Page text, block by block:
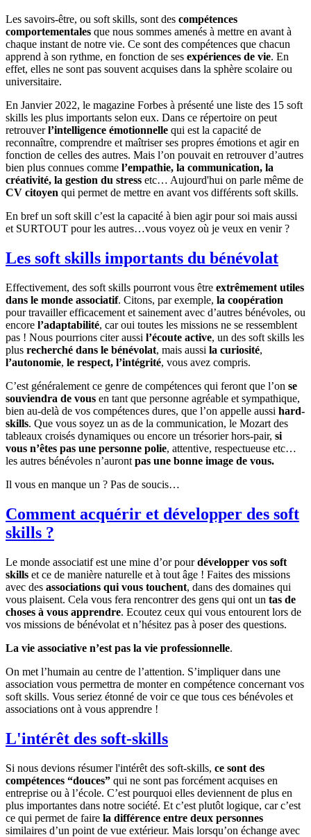
Les savoirs-être, ou soft skills, sont des compétences
comportementales que nous sommes amenés à mettre en avant à
chaque instant de notre vie. Ce sont des compétences que chacun
apprend à son rythme, en fonction de ses expériences de vie. En
effet, elles ne sont pas souvent acquises dans la sphère scolaire ou
universitaire.
En Janvier 2022, le magazine Forbes à présenté une liste des 15 soft
skills les plus importants selon eux. Dans ce répertoire on peut
retrouverl’intelligence émotionnelle qui est la capacité de
reconnaître, comprendre et maîtriser ses propres émotions et agir en
fonction de celles des autres. Mais l’on pouvait en retrouver d’autres
bien plus connues comme l’empathie, la communication, la
créativité, la gestion du stress etc… Aujourd'hui on parle même de
CV citoyen qui permet de mettre en avant vos différents soft skills.
En bref un soft skill c’est la capacité à bien agir pour soi mais aussi
et SURTOUT pour les autres…vous voyez où je veux en venir ?
Les soft skills importants du bénévolat
Effectivement, des soft skills pourront vous être extrêmement utiles
dans le monde associatif. Citons, par exemple, la coopération
pour travailler efficacement et sainement avec d’autres bénévoles, ou
encore l’adaptabilité, car oui toutes les missions ne se ressemblent
pas ! Nous pourrions citer aussi l’écoute active, un des soft skills les
plus recherché dans le bénévolat, mais aussi la curiosité,
l’autonomie, le respect, l’intégrité, vous avez compris.
C’est généralement ce genre de compétences qui feront que l’on se
souviendra de vous en tant que personne agréable et sympathique,
bien au-delà de vos compétences dures, que l’on appelle aussi hard-
skills. Que vous soyez un as de la communication, le Mozart des
tableaux croisés dynamiques ou encore un trésorier hors-pair, si
vous n’êtes pas une personne polie, attentive, respectueuse etc…
les autres bénévoles n’auront pas une bonne image de vous.
Il vous en manque un ? Pas de soucis…
Comment acquérir et développer des soft
skills ?
Le monde associatif est une mine d’or pourdévelopper vos soft
skills et ce de manière naturelle et à tout âge ! Faites des missions
avec des associations qui vous touchent, dans des domaines qui
vous plaisent. Cela vous fera rencontrer des gens qui ont un tas de
choses à vous apprendre. Ecoutez ceux qui vous entourent lors de
vos missions de bénévolat et n’hésitez pas à poser des questions.
La vie associative n’est pas la vie professionnelle.
On met l’humain au centre de l’attention. S’impliquer dans une
association vous permettra de monter en compétence concernant vos
soft skills. Vous seriez étonné de voir ce que tous ces bénévoles et
associations ont à vous apprendre !
L'intérêt des soft-skills
Si nous devions résumer l'intérêt des soft-skills, ce sont des
compétences “douces” qui ne sont pas forcément acquises en
entreprise ou à l’école. C’est pourquoi elles deviennent de plus en
plus importantes dans notre société. Et c’est plutôt logique, car c’est
ce qui permet de faire la différence entre deux personnes
similaires d’un point de vue extérieur. Mais lorsqu’on échange avec